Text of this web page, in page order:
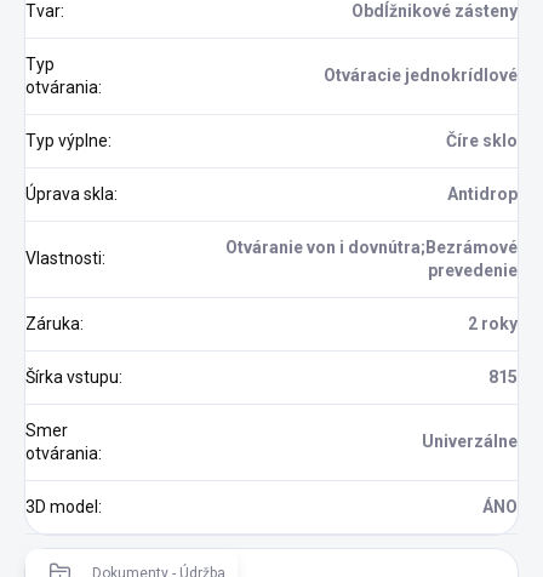
Tvar: Obdĺžnikové zásteny
Typ
otvárania:
Otváracie jednokrídlové
Typ výplne: Číre sklo
Úprava skla: Antidrop
Vlastnosti:
Otváranie von i dovnútra;Bezrámové
prevedenie
Záruka: 2 roky
Šírka vstupu: 815
Smer
otvárania:
Univerzálne
3D model : ÁNO